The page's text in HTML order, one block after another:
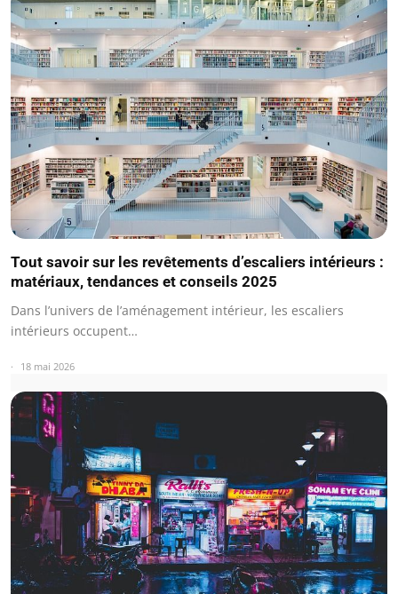
Tout savoir sur les revêtements d’escaliers intérieurs :
matériaux, tendances et conseils 2025
Dans l’univers de l’aménagement intérieur, les escaliers
intérieurs occupent…
18 mai 2026